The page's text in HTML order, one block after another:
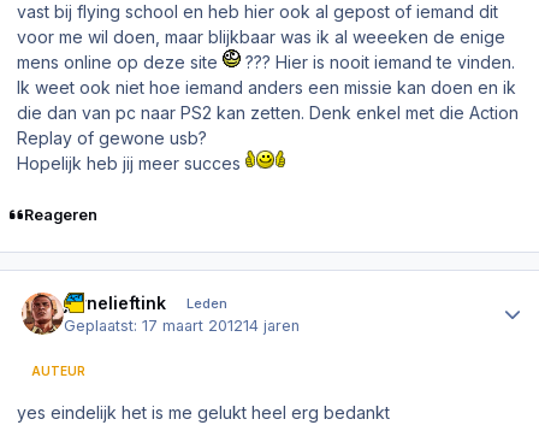
vast bij flying school en heb hier ook al gepost of iemand dit
voor me wil doen, maar blijkbaar was ik al weeeken de enige
mens online op deze site
??? Hier is nooit iemand te vinden.
Ik weet ook niet hoe iemand anders een missie kan doen en ik
die dan van pc naar PS2 kan zetten. Denk enkel met die Action
Replay of gewone usb?
Hopelijk heb jij meer succes
Reageren
jarnelieftink Leden
Geplaatst:17 maart 201214 jaren
AUTEUR
yes eindelijk het is me gelukt heel erg bedankt